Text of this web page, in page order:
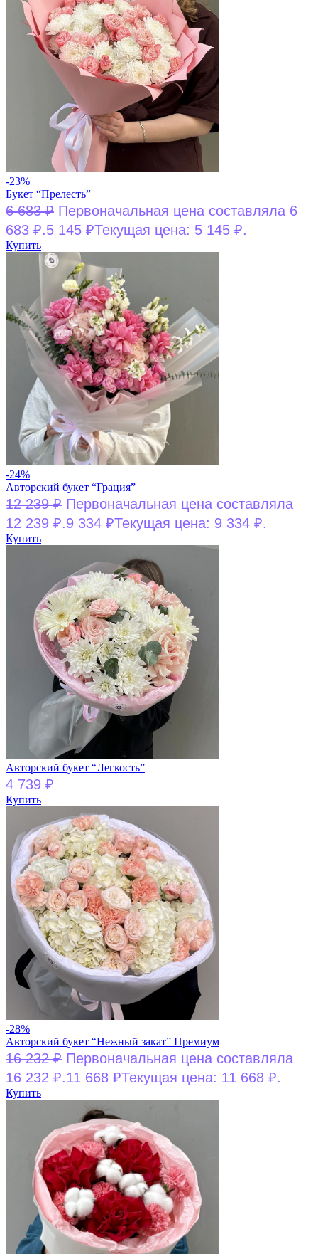
-23%
Букет “Прелесть”
6 683₽ Первоначальная цена составляла 6
683 ₽.5 145 ₽Текущая цена: 5 145 ₽.
Купить
-24%
Авторский букет “Грация”
12 239₽ Первоначальная цена составляла
12 239 ₽.9 334 ₽Текущая цена: 9 334 ₽.
Купить
Авторский букет “Легкость”
4 739 ₽
Купить
-28%
Авторский букет “Нежный закат” Премиум
16 232₽ Первоначальная цена составляла
16 232 ₽.11 668 ₽Текущая цена: 11 668 ₽.
Купить